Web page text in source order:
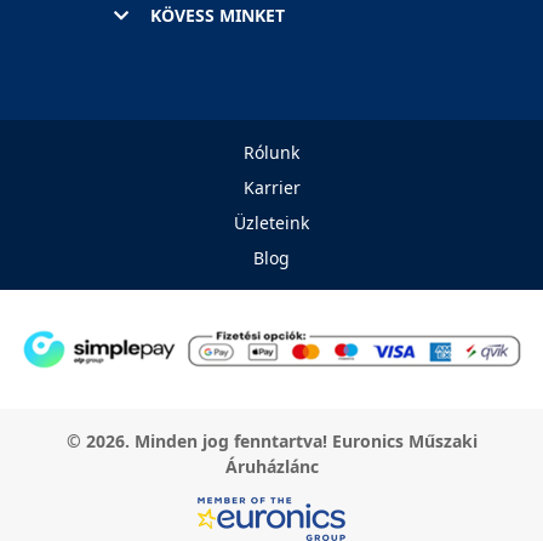
KÖVESS MINKET
Rólunk
Karrier
Üzleteink
Blog
© 2026. Minden jog fenntartva! Euronics Műszaki
Áruházlánc